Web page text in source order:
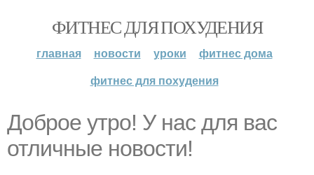
ФИТНЕС ДЛЯ ПОХУДЕНИЯ
главная новости уроки
фитнес дома
фитнес для похудения
Доброе утро! У нас для вас
отличные новости!